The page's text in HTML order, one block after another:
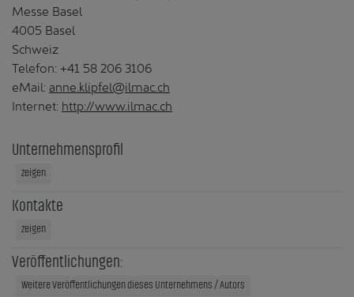
Messe Basel
4005 Basel
Schweiz
Telefon: +41 58 206 3106
eMail:anne.klipfel@ilmac.ch
Internet: http://www.ilmac.ch
Unternehmensprofil
zeigen
Kontakte
zeigen
Veröffentlichungen:
Weitere Veröffentlichungen dieses Unternehmens / Autors